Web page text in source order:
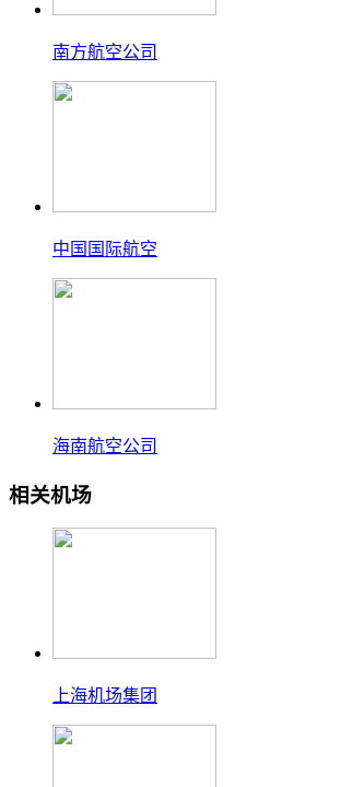
南方航空公司
中国国际航空
海南航空公司
相关机场
上海机场集团